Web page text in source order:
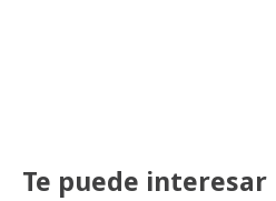
Te puede interesar